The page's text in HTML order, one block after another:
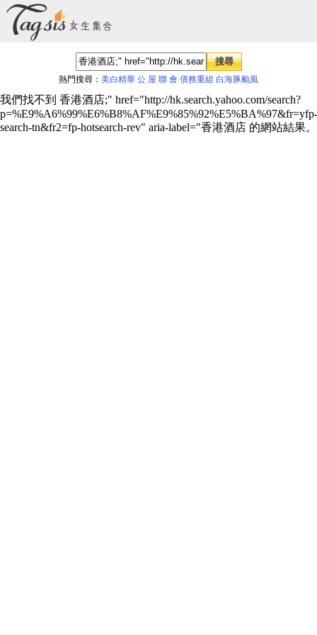
熱門搜尋： 美白精華 公 屋 聯 會 債務重組 白海豚颱風
我們找不到 香港酒店;" href="http://hk.search.yahoo.com/search?
p=%E9%A6%99%E6%B8%AF%E9%85%92%E5%BA%97&fr=yfp-
search-tn&fr2=fp-hotsearch-rev" aria-label="香港酒店 的網站結果。